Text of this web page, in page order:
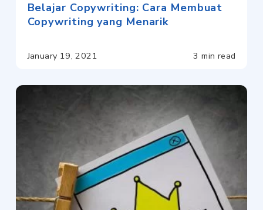
Belajar Copywriting: Cara Membuat
Copywriting yang Menarik
January 19, 2021 3 min read